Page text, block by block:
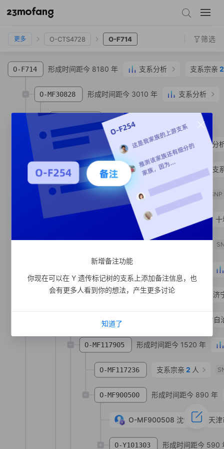
O-F2320
更多 O-CTS4728 O-F714 筛选
O-F714 形成时间距今 8180 年 支系分析 支系宗亲
O-MF30828 形成时间距今 3010 年 支系分析
形成时间距今 1450 年
O-MF431677 形成时间距今 2990 年 支系分
O-MF170949 形成时间距今 2910 年 支
O-MF125373 形成时间距今 360 年 SNP
O-MF117905 形成时间距今 1520 年
O-MV124916 湖北省
O-MV85522刘**汉族 山东省
O-MF168343 内蒙古
O-MF117236 支系宗亲 2 人
O-MF900500 形成时间距今 890 年
O-MF900508 沈**满族 天
O-Y101303 形成时间距今 590
新增备注功能
你现在可以在 Y 遗传标记树的支系上添加备注信息，也
会有更多人看到你的想法，产生更多讨论
知道了